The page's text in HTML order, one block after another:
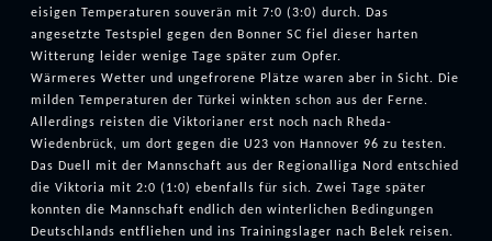
eisigen Temperaturen souverän mit 7:0 (3:0) durch. Das
angesetzte Testspiel gegen den Bonner SC fiel dieser harten
Witterung leider wenige Tage später zum Opfer.
Wärmeres Wetter und ungefrorene Plätze waren aber in Sicht. Die
milden Temperaturen der Türkei winkten schon aus der Ferne.
Allerdings reisten die Viktorianer erst noch nach Rheda-
Wiedenbrück, um dort gegen die U23 von Hannover 96 zu testen.
Das Duell mit der Mannschaft aus der Regionalliga Nord entschied
die Viktoria mit 2:0 (1:0) ebenfalls für sich. Zwei Tage später
konnten die Mannschaft endlich den winterlichen Bedingungen
Deutschlands entfliehen und ins Trainingslager nach Belek reisen.